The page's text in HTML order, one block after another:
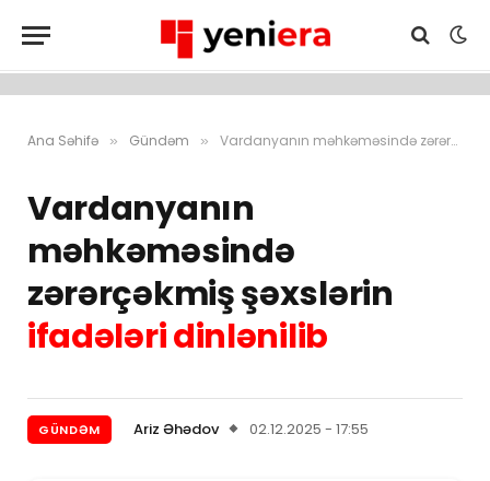
Ana Səhifə » Gündəm » Vardanyanın məhkəməsində zərərçəkmiş şəxslərin ifadələri dinlənilib
Vardanyanın
məhkəməsində
zərərçəkmiş şəxslərin
ifadələri dinlənilib
GÜNDƏM Ariz Əhədov 02.12.2025 - 17:55